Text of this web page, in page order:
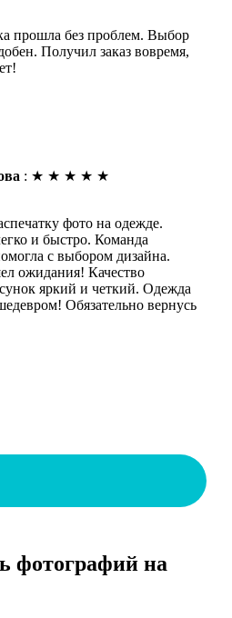
прошла без проблем. Выбор
Получил заказ вовремя,
: ★ ★ ★ ★ ★
фото на одежде.
и быстро. Команда
с выбором дизайна.
ожидания! Качество
яркий и четкий. Одежда
Обязательно вернусь
фотографий на